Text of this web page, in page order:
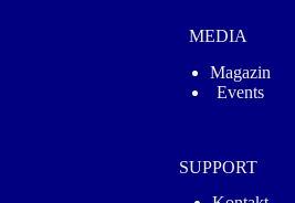
MEDIA
Magazin
Events
SUPPORT